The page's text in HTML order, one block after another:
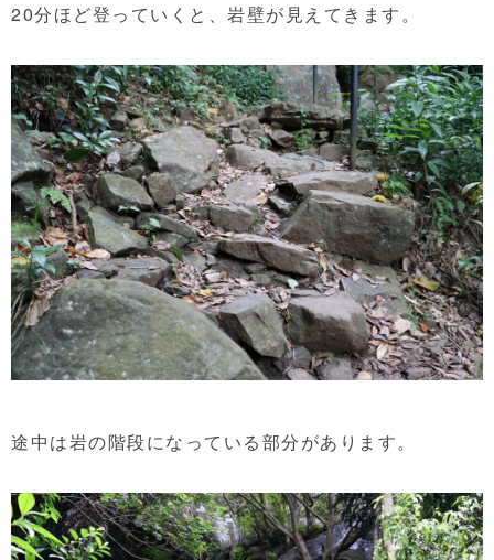
20分ほど登っていくと、岩壁が見えてきます。
途中は岩の階段になっている部分があります。